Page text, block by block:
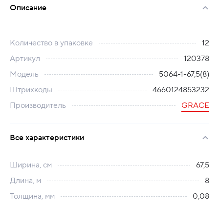
Описание
Количество в упаковке
12
Артикул
120378
Модель
5064-1-67,5(8)
Штрихкоды
4660124853232
Производитель
GRACE
Все характеристики
Ширина, см
67,5
Длина, м
8
Толщина, мм
0,08